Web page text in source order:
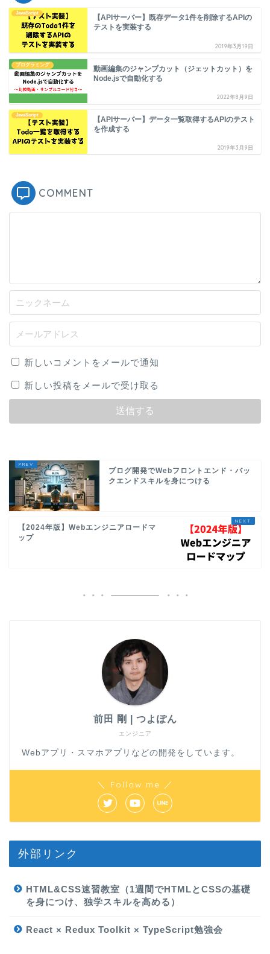
JavaScript
【APIサーバー】既存データ1件を削除するAPIの
テストを実装する
2019年3月19日
プログラミング
動画編集のジャンプカット（ジェットカット）を
Node.jsで自動化する
2022年8月9日
JavaScript
【APIサーバー】データ一覧取得するAPIのテスト
を作成する
2019年3月9日
COMMENT
新しいコメントをメールで通知
新しい投稿をメールで受け取る
ブログ開発でWebフロントエンド・バッ
クエンドスキルを身につける
【2024年版】Webエンジニアロードマ
ップ
エンジニア
前田 剛 | つよぽん
Webアプリ・スマホアプリなどの開発をしています。
＼ Follow me ／
外部リンク
HTML&CSS速習教室（1週間でHTMLとCSSの基礎
を身につけ、独学スキルを高める）
React × Redux Toolkit × TypeScript勉強会